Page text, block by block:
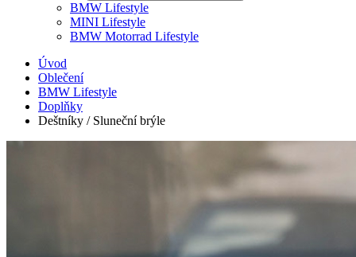
BMW Lifestyle
MINI Lifestyle
BMW Motorrad Lifestyle
Úvod
Oblečení
BMW Lifestyle
Doplňky
Deštníky / Sluneční brýle